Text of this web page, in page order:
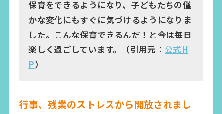
保育をできるようになり、子どもたちの僅
かな変化にもすぐに気づけるようになりま
した。こんな保育できるんだ！と今は毎日
楽しく過ごしています。（引用元： 公式H
P）
行事、残業のストレスから開放されまし